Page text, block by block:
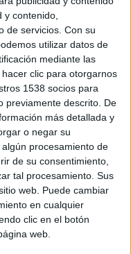
y contenido,
de servicios. Con su
utilizar datos de
mediante las
clic para otorgarnos
1538 socios para
previamente descrito. De
más detallada y
o negar su
procesamiento de
de su consentimiento,
tal procesamiento. Sus
web. Puede cambiar
en cualquier
clic en el botón
web.
Ana Fernández
Bitan Franco
Rocío Barrio
y Alberto